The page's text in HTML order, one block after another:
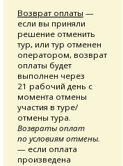
Возврат оплаты —
если вы приняли
решение отменить
тур, или тур отменен
оператором, возврат
оплаты будет
выполнен через
21 рабочий день с
момента отмены
участия в туре/
отмены тура.
Возвраты оплат
по условиям отмены.
— если оплата
произведена